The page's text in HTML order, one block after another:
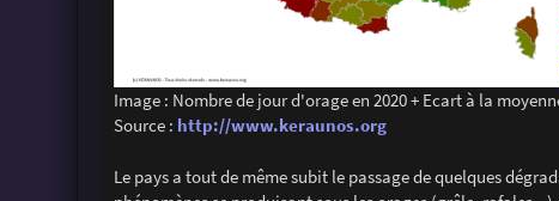
Image : Nombre de jour d'orage en 2020 + Ecart à la
Source : http://www.keraunos.org
Le pays a tout de même subit le passage de quelques